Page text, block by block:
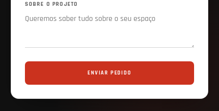
SOBRE O PROJETO
ENVIAR PEDIDO